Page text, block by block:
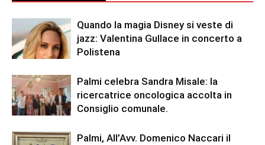
Quando la magia Disney si veste di
jazz: Valentina Gullace in concerto a
Polistena
Palmi celebra Sandra Misale: la
ricercatrice oncologica accolta in
Consiglio comunale.
Palmi, All’Avv. Domenico Naccari il